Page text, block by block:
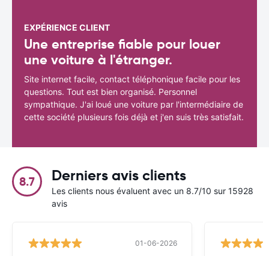
EXPÉRIENCE CLIENT
Une entreprise fiable pour louer
une voiture à l'étranger.
Site internet facile, contact téléphonique facile pour les
questions. Tout est bien organisé. Personnel
sympathique. J'ai loué une voiture par l'intermédiaire de
cette société plusieurs fois déjà et j'en suis très satisfait.
8.7 Derniers avis clients
Les clients nous évaluent avec un 8.7/10 sur 15928
avis
01-06-2026